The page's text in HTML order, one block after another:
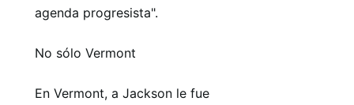
agenda progresista".
No sólo Vermont
En Vermont, a Jackson le fue